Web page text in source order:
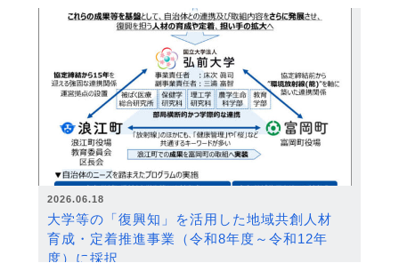
2026.06.18
大学等の「復興知」を活用した地域共創人材
育成・定着推進事業（令和8年度～令和12年
度）に採択